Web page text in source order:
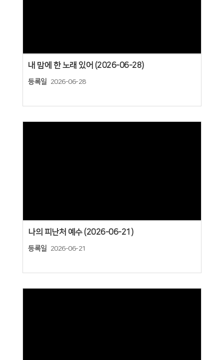
내 맘에 한 노래 있어 (2026-06-28)
등록일 2026-06-28
나의 피난처 예수 (2026-06-21)
등록일 2026-06-21